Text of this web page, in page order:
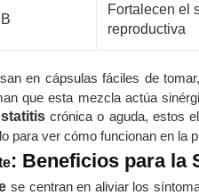
Fortalecen el
reproductiva
en cápsulas fáciles de
que esta mezcla actúa
crónica o aguda, estos
para ver cómo funcionan en la
: Beneficios para la
se centran en aliviar los